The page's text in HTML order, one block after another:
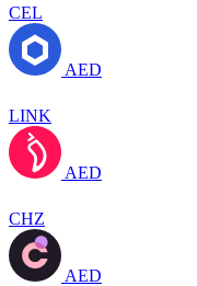
CEL
AED
LINK
AED
CHZ
AED